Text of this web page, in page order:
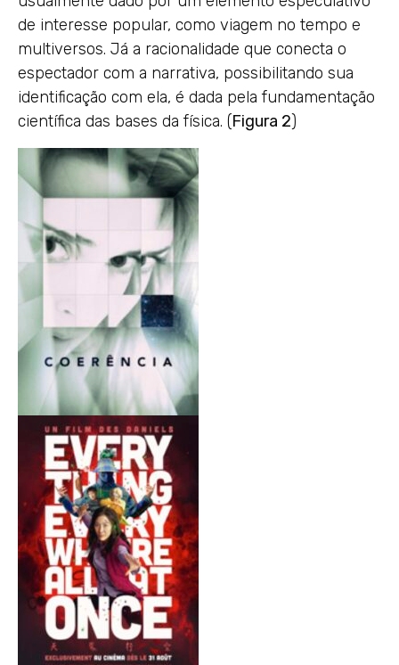
de interesse popular, como viagem no tempo e
multiversos. Já a racionalidade que conecta o
espectador com a narrativa, possibilitando sua
identificação com ela, é dada pela fundamentação
científica das bases da física. (Figura 2)